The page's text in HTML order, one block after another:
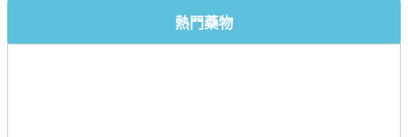
熱門藥物